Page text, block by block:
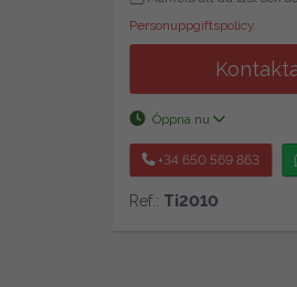
Personuppgiftspolicy.
Öppna nu
+34 650 569 863
Ref.: Ti2010